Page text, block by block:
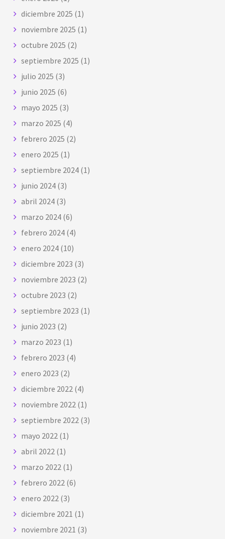
diciembre 2025 (1)
noviembre 2025 (1)
octubre 2025 (2)
septiembre 2025 (1)
julio 2025 (3)
junio 2025 (6)
mayo 2025 (3)
marzo 2025 (4)
febrero 2025 (2)
enero 2025 (1)
septiembre 2024 (1)
junio 2024 (3)
abril 2024 (3)
marzo 2024 (6)
febrero 2024 (4)
enero 2024 (10)
diciembre 2023 (3)
noviembre 2023 (2)
octubre 2023 (2)
septiembre 2023 (1)
junio 2023 (2)
marzo 2023 (1)
febrero 2023 (4)
enero 2023 (2)
diciembre 2022 (4)
noviembre 2022 (1)
septiembre 2022 (3)
mayo 2022 (1)
abril 2022 (1)
marzo 2022 (1)
febrero 2022 (6)
enero 2022 (3)
diciembre 2021 (1)
noviembre 2021 (3)